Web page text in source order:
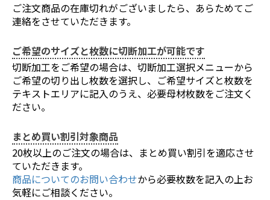
お買い物を続ける カートへ進む
ご注文商品の在庫切れがございましたら、あらためてご
連絡をさせていただきます。
ご希望のサイズと枚数に切断加工が可能です
切断加工をご希望の場合は、切断加工選択メニューから
ご希望の切り出し枚数を選択し、ご希望サイズと枚数を
テキストエリアに記入のうえ、必要母材枚数をご注文く
ださい。
まとめ買い割引対象商品
20枚以上のご注文の場合は、まとめ買い割引を適応させ
ていただきます。
商品についてのお問い合わせから必要枚数を記入の上お
気軽にご相談ください。